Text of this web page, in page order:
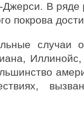
В ряде
покрова
случаи